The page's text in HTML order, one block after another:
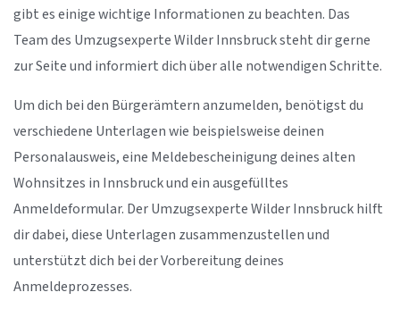
gibt es einige wichtige Informationen zu beachten. Das
Team des Umzugsexperte Wilder Innsbruck steht dir gerne
zur Seite und informiert dich über alle notwendigen Schritte.
Um dich bei den Bürgerämtern anzumelden, benötigst du
verschiedene Unterlagen wie beispielsweise deinen
Personalausweis, eine Meldebescheinigung deines alten
Wohnsitzes in Innsbruck und ein ausgefülltes
Anmeldeformular. Der Umzugsexperte Wilder Innsbruck hilft
dir dabei, diese Unterlagen zusammenzustellen und
unterstützt dich bei der Vorbereitung deines
Anmeldeprozesses.